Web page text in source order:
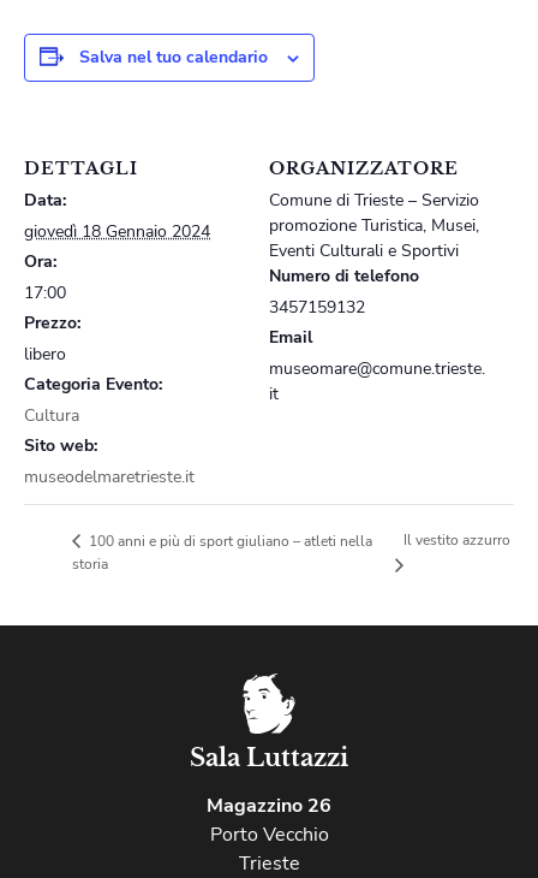
Salva nel tuo calendario
DETTAGLI
Data:
giovedì 18 Gennaio 2024
Ora:
17:00
Prezzo:
libero
Categoria Evento:
Cultura
Sito web:
museodelmaretrieste.it
ORGANIZZATORE
Comune di Trieste – Servizio
promozione Turistica, Musei,
Eventi Culturali e Sportivi
Numero di telefono
3457159132
Email
museomare@comune.trieste.
it
100 anni e più di sport giuliano – atleti nella
storia
Il vestito azzurro
Sala Luttazzi
Magazzino 26
Porto Vecchio
Trieste